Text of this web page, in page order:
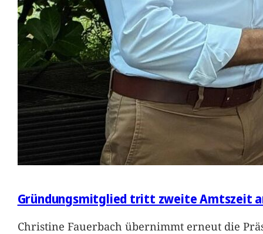
Gründungsmitglied tritt zweite Amtszeit
Christine Fauerbach übernimmt erneut die